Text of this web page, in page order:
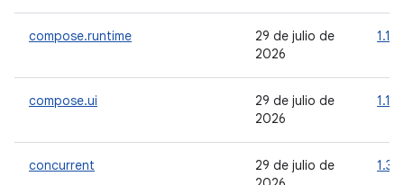
compose.runtime
29 de julio de
2026
compose.ui
29 de julio de
2026
concurrent
29 de julio de
1.3.0